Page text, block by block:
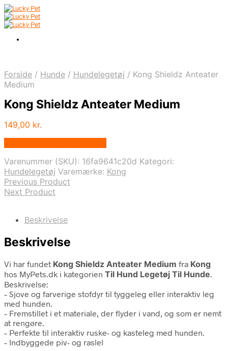
Forside / Hunde / Hundelegetøj / Kong Shieldz Anteater
Medium
Kong Shieldz Anteater Medium
149,00 kr.
Varenummer (SKU): 16fa9641c20d Kategori:
Hundelegetøj Varemærke: Kong
Previous Product
Next Product
Beskrivelse
Beskrivelse
Vi har fundet Kong Shieldz Anteater Medium fra Kong
hos MyPets.dk i kategorien Til Hund Legetøj Til Hunde.
Beskrivelse:
– Sjove og farverige stofdyr til tyggeleg eller interaktiv leg
med hunden.
– Fremstillet i et materiale, der flyder i vand, og som er nemt
at rengøre.
– Perfekte til interaktiv ruske- og kasteleg med hunden.
– Indbyggede piv- og raslel